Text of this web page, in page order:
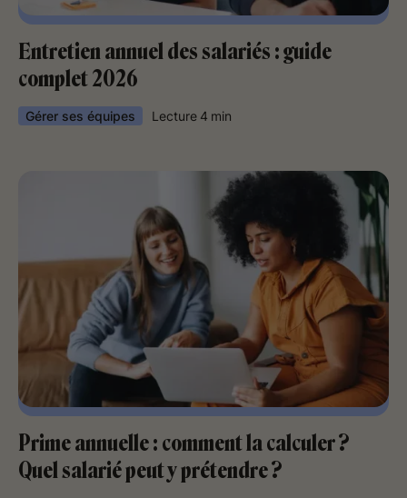
Entretien annuel des salariés : guide
complet 2026
Gérer ses équipes Lecture 4 min
Prime annuelle : comment la calculer ?
Quel salarié peut y prétendre ?